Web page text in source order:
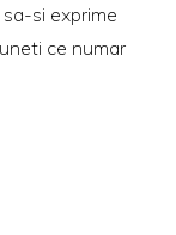
si exprime
ce numar